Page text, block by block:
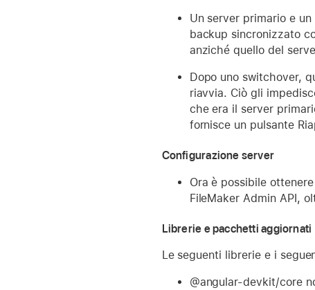
Un server primario e
backup sincronizzato
anziché quello del
Dopo uno switchover,
riavvia. Ciò gli
che era il server
fornisce un pulsante
Configurazione server
Ora è possibile
FileMaker Admin API,
Librerie e pacchetti aggiornati
Le seguenti librerie e i
@angular-devkit/core